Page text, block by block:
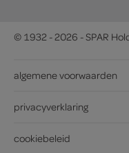
© 1932 - 2026 - SPAR
algemene voorwaarden
privacyverklaring
cookiebeleid